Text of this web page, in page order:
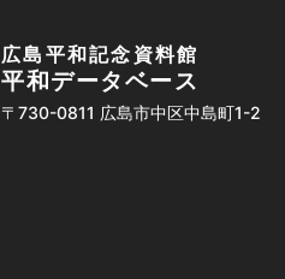
広島平和記念資料館
平和データベース
〒730-0811 広島市中区中島町1-2